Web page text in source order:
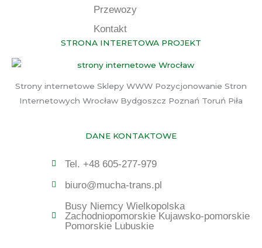
Przewozy
Kontakt
STRONA INTERETOWA PROJEKT
Strony internetowe Sklepy WWW Pozycjonowanie Stron
Internetowych Wrocław Bydgoszcz Poznań Toruń Piła
DANE KONTAKTOWE
Tel. +48 605-277-979
biuro@mucha-trans.pl
Busy Niemcy Wielkopolska
Zachodniopomorskie Kujawsko-pomorskie
Pomorskie Lubuskie